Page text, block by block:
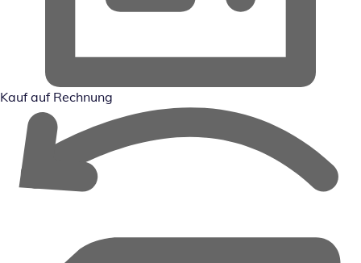
Kauf auf Rechnung